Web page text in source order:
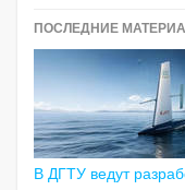
ПОСЛЕДНИЕ
В ДГТУ ведут